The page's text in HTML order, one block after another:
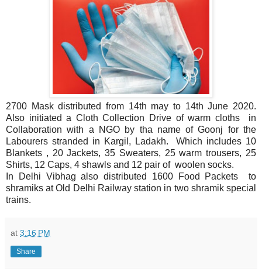
2700 Mask distributed from 14th may to 14th June 2020.
Also initiated a Cloth Collection Drive of warm cloths in
Collaboration with a NGO by tha name of Goonj for the
Labourers stranded in Kargil, Ladakh. Which includes 10
Blankets , 20 Jackets, 35 Sweaters, 25 warm trousers, 25
Shirts, 12 Caps, 4 shawls and 12 pair of woolen socks.
In Delhi Vibhag also distributed 1600 Food Packets to
shramiks at Old Delhi Railway station in two shramik special
trains.
at 3:16 PM
Share